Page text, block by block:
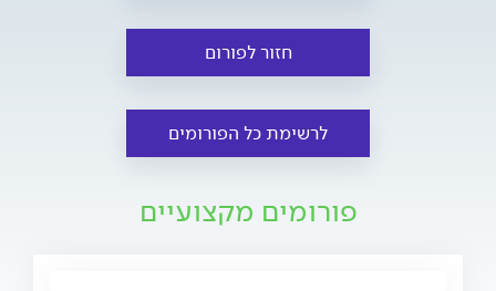
חזור לפורום
לרשימת כל הפורומים
פורומים מקצועיים